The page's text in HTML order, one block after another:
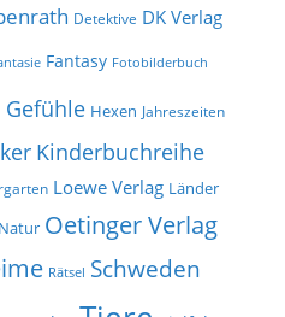
Detektive DK Verlag
Fantasy Fotobilderbuch
Gefühle Hexen Jahreszeiten
Kinderbuchreihe
Loewe Verlag Länder
Natur Oetinger Verlag
Rätsel Schweden